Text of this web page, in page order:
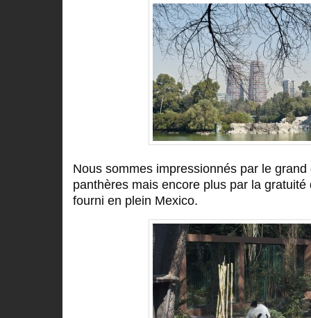
Nous sommes impressionnés par le
panthères mais encore plus par la gratuité
fourni en plein Mexico.